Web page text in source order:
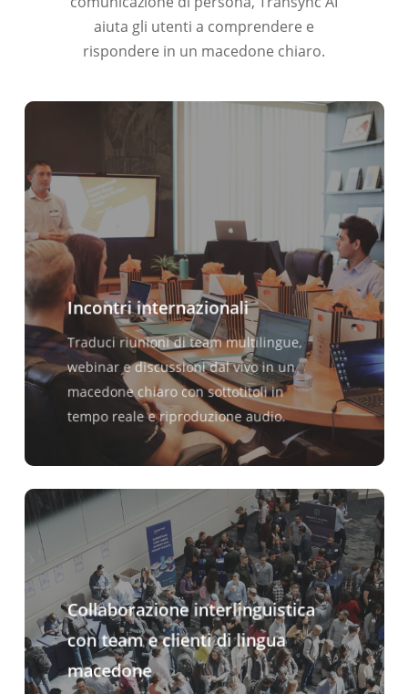
aiuta gli utenti a comprendere e
rispondere in un macedone chiaro.
Incontri internazionali
Traduci riunioni di team multilingue,
webinar e discussioni dal vivo in un
macedone chiaro con sottotitoli in
tempo reale e riproduzione audio.
Collaborazione interlinguistica
con team e clienti di lingua
macedone